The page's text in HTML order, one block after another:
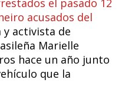
el pasado 12
acusados del
y activista de
Marielle
hace un año junto
que la